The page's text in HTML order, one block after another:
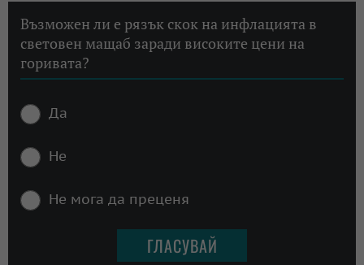
Възможен ли е рязък скок на инфлацията в
световен мащаб заради високите цени на
горивата?
Да
Не
Не мога да преценя